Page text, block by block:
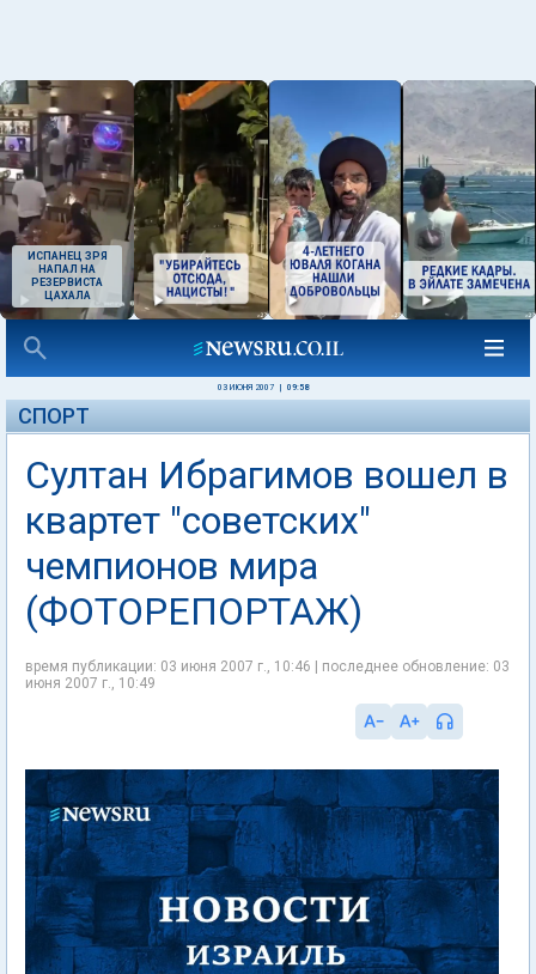
ИСПАНЕЦ ЗРЯ
НАПАЛ НА
РЕЗЕРВИСТА
ЦАХАЛА
03 ИЮНЯ 2007 09:58
СПОРТ
Султан Ибрагимов вошел в
квартет "советских"
чемпионов мира
(ФОТОРЕПОРТАЖ)
время публикации: 03 июня 2007 г., 10:46 | последнее обновление: 03
июня 2007 г., 10:49